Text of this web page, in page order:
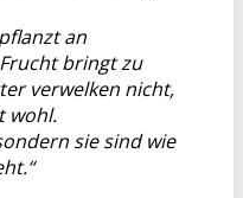
an
bringt zu
verwelken nicht,
wohl.
sie sind wie